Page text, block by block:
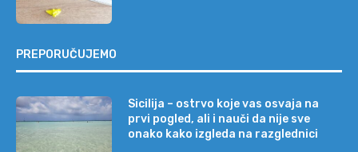
PREPORUČUJEMO
Sicilija – ostrvo koje vas osvaja na
prvi pogled, ali i nauči da nije sve
onako kako izgleda na razglednici